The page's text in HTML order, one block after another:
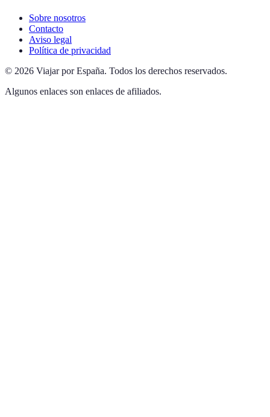
Sobre nosotros
Contacto
Aviso legal
Política de privacidad
© 2026 Viajar por España. Todos los derechos reservados.
Algunos enlaces son enlaces de afiliados.